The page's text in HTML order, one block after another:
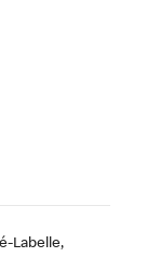
Labelle,